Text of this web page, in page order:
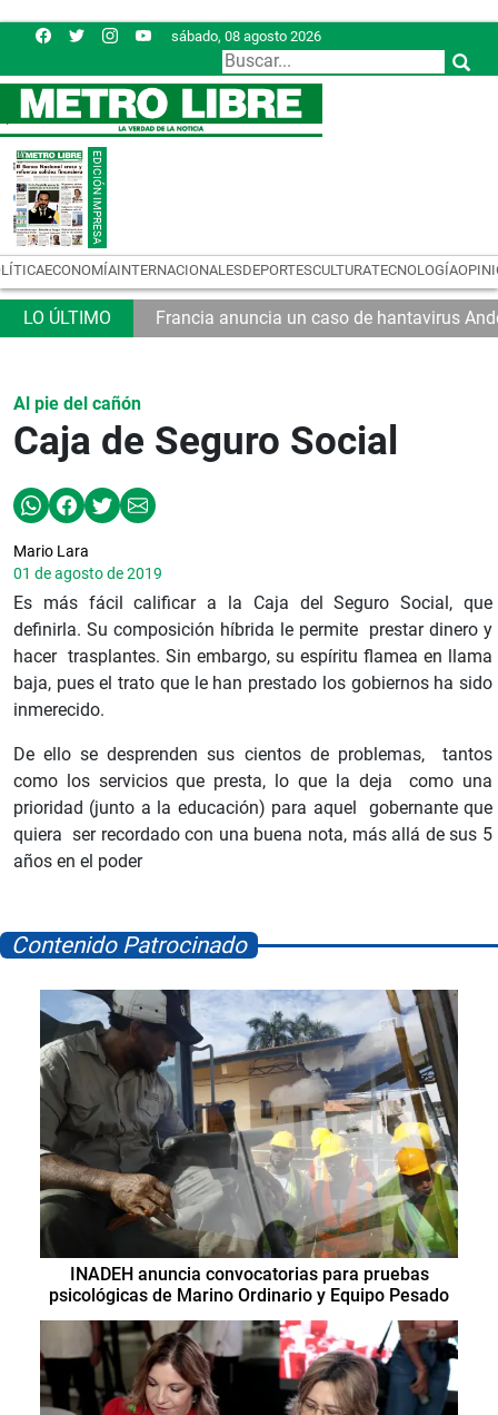
sábado, 08 agosto 2026
ECONOMÍAINTERNACIONALESDEPORTESCULTURATECNOLOGÍA
Francia anuncia un caso de hantavirus
Al pie del cañón
Caja de Seguro Social
Mario Lara
01 de agosto de 2019
Es más fácil calificar a la Caja del Seguro Social, que
definirla. Su composición híbrida le permite prestar dinero y
hacer trasplantes. Sin embargo, su espíritu flamea en llama
baja, pues el trato que le han prestado los gobiernos ha sido
inmerecido.
De ello se desprenden sus cientos de problemas, tantos
como los servicios que presta, lo que la deja como una
prioridad (junto a la educación) para aquel gobernante que
quiera ser recordado con una buena nota, más allá de sus 5
años en el poder
Contenido Patrocinado
INADEH anuncia convocatorias para pruebas
psicológicas de Marino Ordinario y Equipo Pesado